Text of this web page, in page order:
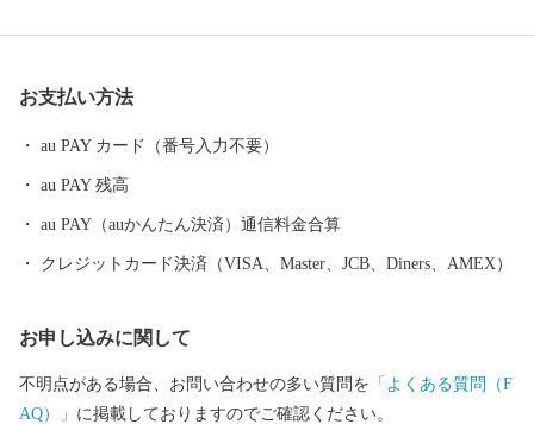
お支払い方法
au PAY カード（番号入力不要）
au PAY 残高
au PAY（auかんたん決済）通信料金合算
クレジットカード決済（VISA、Master、JCB、Diners、AMEX）
お申し込みに関して
不明点がある場合、お問い合わせの多い質問を 「よくある質問（F
AQ）」 に掲載しておりますのでご確認ください。